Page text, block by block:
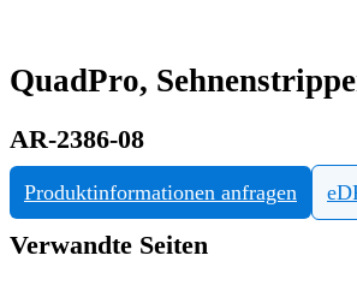
QuadPro,
AR-2386-08
Produktinformationen anfragen
Verwandte Seiten